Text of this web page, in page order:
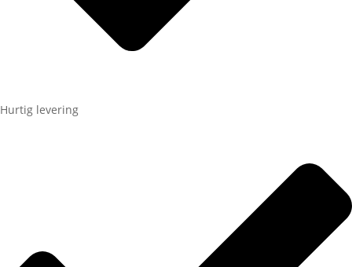
Hurtig levering